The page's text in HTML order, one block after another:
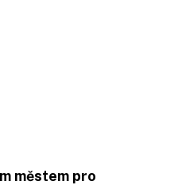
městem pro